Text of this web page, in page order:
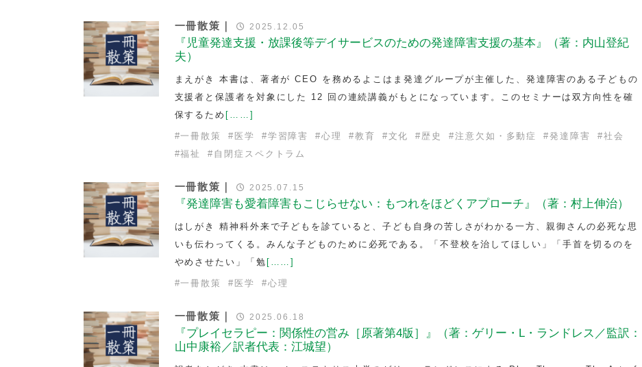
一冊散策｜ 2025.12.05
『児童発達支援・放課後等デイサービスのための発達障害支援の基本』（著：内山登紀
夫）
まえがき 本書は、著者が CEO を務めるよこはま発達グループが主催した、発達障害のある子どもの
支援者と保護者を対象にした 12 回の連続講義がもとになっています。このセミナーは双方向性を確
保するため [……]
#一冊散策 # 医学 #学習障害 #心理 #教育 #文化 # 歴史 #注意欠如・多動症 #発達障害 #社会
#福祉 # 自閉症スペクトラム
一冊散策｜ 2025.07.15
『発達障害も愛着障害もこじらせない：もつれをほどくアプローチ』（著：村上伸治）
はしがき 精神科外来で子どもを診ていると、子ども自身の苦しさがわかる一方、親御さんの必死な思
いも伝わってくる。みんな子どものために必死である。「不登校を治してほしい」「手首を切るのを
やめさせたい」「勉 [……]
#一冊散策 # 医学 #心理
一冊散策｜ 2025.06.18
『プレイセラピー：関係性の営み［原著第4版］』（著：ゲリー・L・ランドレス／監訳：
山中康裕／訳者代表：江城望）